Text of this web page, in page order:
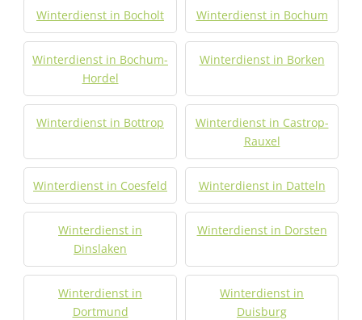
Winterdienst in Bocholt Winterdienst in Bochum
Winterdienst in Bochum-
Hordel
Winterdienst in Borken
Winterdienst in Bottrop
Winterdienst in Castrop-
Rauxel
Winterdienst in Coesfeld Winterdienst in Datteln
Winterdienst in
Dinslaken
Winterdienst in Dorsten
Winterdienst in
Dortmund
Winterdienst in
Duisburg